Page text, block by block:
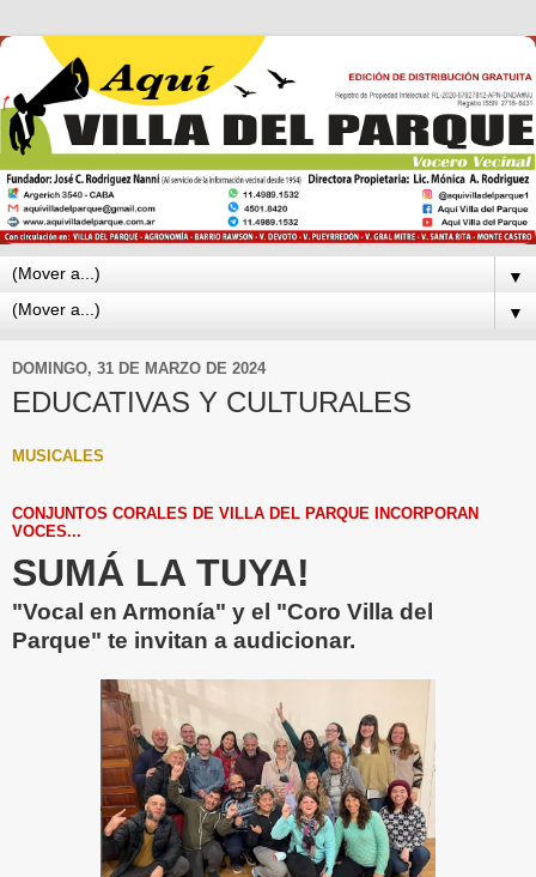
▼
▼
DOMINGO, 31 DE MARZO DE 2024
EDUCATIVAS Y CULTURALES
MUSICALES
CONJUNTOS CORALES DE VILLA DEL PARQUE INCORPORAN
VOCES...
SUMÁ LA TUYA!
"Vocal en Armonía" y el "Coro Villa del
Parque" te invitan a audicionar.